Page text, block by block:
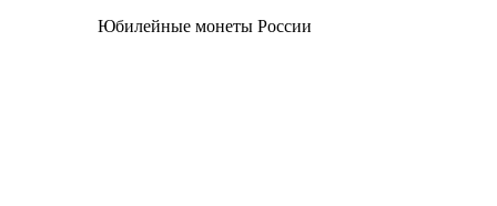
Юбилейные монеты России